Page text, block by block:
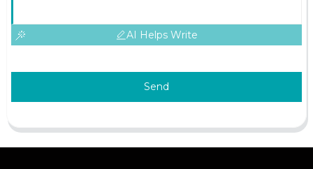
AI Helps Write
Send